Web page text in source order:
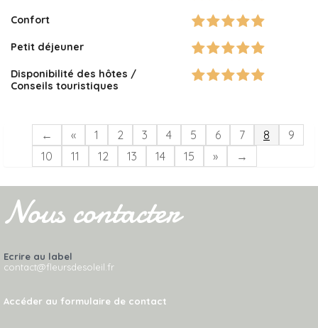
Confort
Petit déjeuner
Disponibilité des hôtes /
Conseils touristiques
← « 1 2 3 4 5 6 7 8
9
10
11 12 13 14 15 » →
Nous contacter
Ecrire au label
contact@fleursdesoleil.fr
Accéder au formulaire de contact